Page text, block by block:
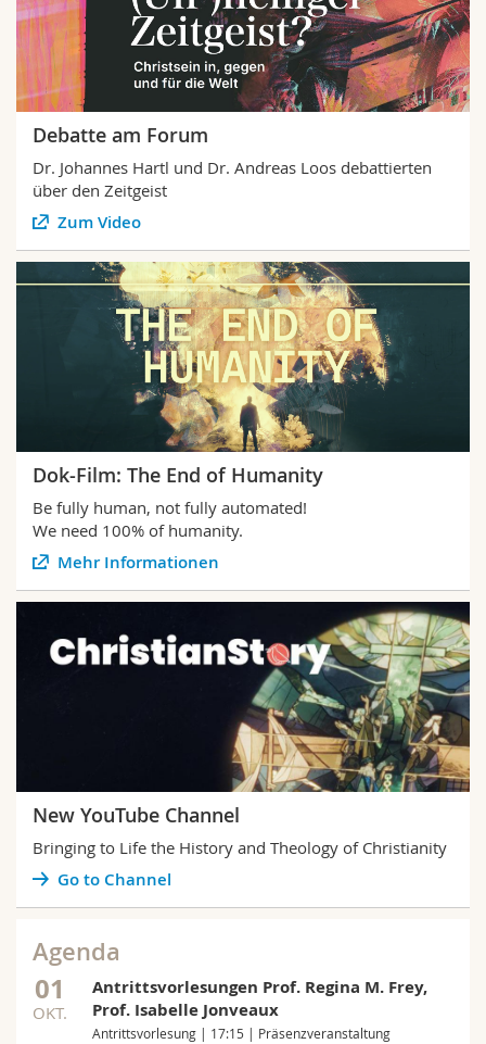
Debatte am Forum
Dr. Johannes Hartl und Dr. Andreas Loos debattierten
über den Zeitgeist
Zum Video
Dok-Film: The End of Humanity
Be fully human, not fully automated!
We need 100% of humanity.
Mehr Informationen
New YouTube Channel
Bringing to Life the History and Theology of Christianity
Go to Channel
Agenda
01
OKT.
Antrittsvorlesungen Prof. Regina M. Frey,
Prof. Isabelle Jonveaux
Antrittsvorlesung | 17:15 | Präsenzveranstaltung